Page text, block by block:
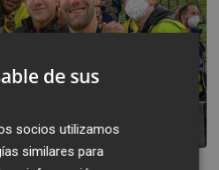
de sus
socios utilizamos
similares para